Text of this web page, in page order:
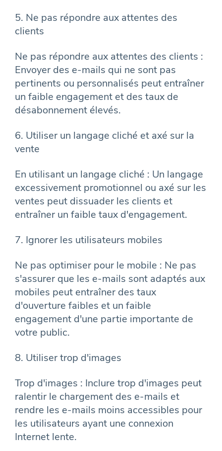
5. Ne pas répondre aux attentes des
clients
Ne pas répondre aux attentes des clients :
Envoyer des e-mails qui ne sont pas
pertinents ou personnalisés peut entraîner
un faible engagement et des taux de
désabonnement élevés.
6. Utiliser un langage cliché et axé sur la
vente
En utilisant un langage cliché : Un langage
excessivement promotionnel ou axé sur les
ventes peut dissuader les clients et
entraîner un faible taux d'engagement.
7. Ignorer les utilisateurs mobiles
Ne pas optimiser pour le mobile : Ne pas
s'assurer que les e-mails sont adaptés aux
mobiles peut entraîner des taux
d'ouverture faibles et un faible
engagement d'une partie importante de
votre public.
8. Utiliser trop d'images
Trop d'images : Inclure trop d'images peut
ralentir le chargement des e-mails et
rendre les e-mails moins accessibles pour
les utilisateurs ayant une connexion
Internet lente.